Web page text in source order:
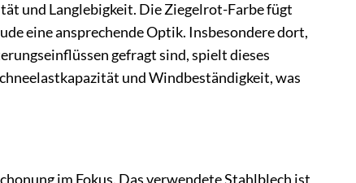
und Langlebigkeit. Die Ziegelrot-Farbe fügt
eine ansprechende Optik. Insbesondere dort,
gefragt sind, spielt dieses
und Windbeständigkeit, was
im Fokus. Das verwendete Stahlblech ist